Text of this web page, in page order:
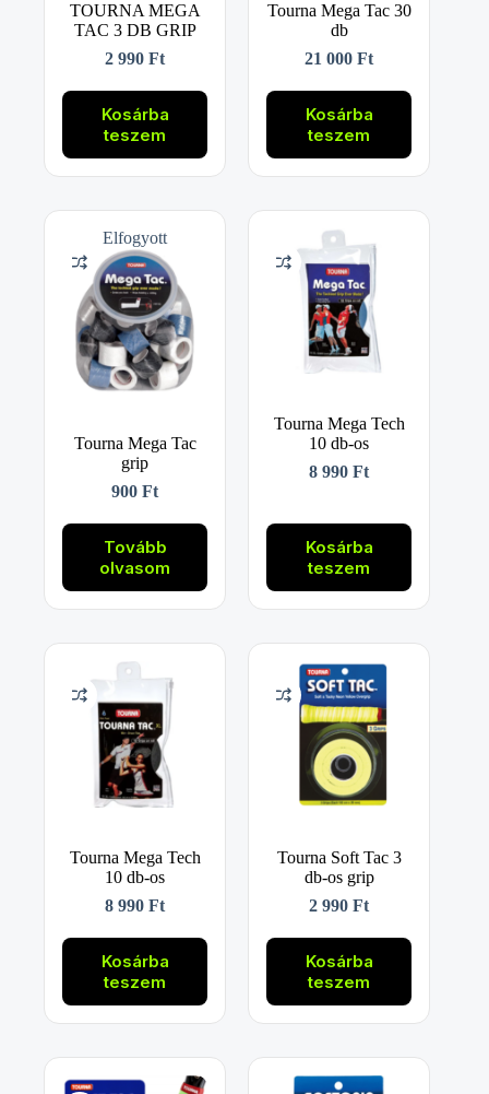
TOURNA MEGA
TAC 3 DB GRIP
2 990Ft
Kosárba
teszem
Tourna Mega Tac 30
db
21 000Ft
Kosárba
teszem
Elfogyott
Tourna Mega Tac
grip
900Ft
Tovább
olvasom
Tourna Mega Tech
10 db-os
8 990Ft
Kosárba
teszem
Tourna Mega Tech
10 db-os
8 990Ft
Kosárba
teszem
Tourna Soft Tac 3
db-os grip
2 990Ft
Kosárba
teszem